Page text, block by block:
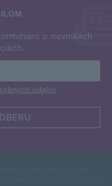
o novinkách
údajov